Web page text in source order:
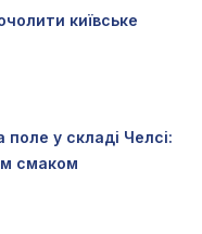
київське
у складі Челсі:
смаком